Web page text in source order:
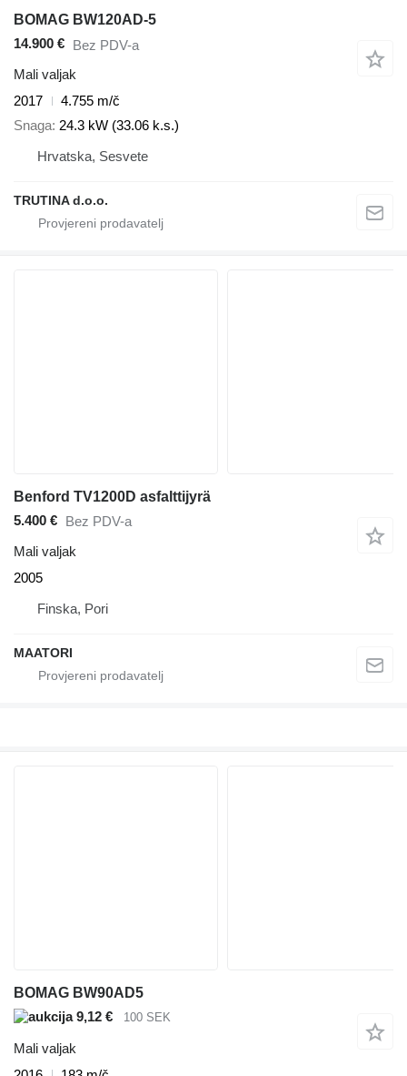
BOMAG BW120AD-5
14.900 € Bez PDV-a
Mali valjak
2017
4.755 m/č
Snaga 24.3 kW (33.06 k.s.)
Hrvatska, Sesvete
TRUTINA d.o.o.
Benford TV1200D asfalttijyrä
5.400 € Bez PDV-a
Mali valjak
2005
Finska, Pori
MAATORI
BOMAG BW90AD5
9,12 €
100 SEK
Mali valjak